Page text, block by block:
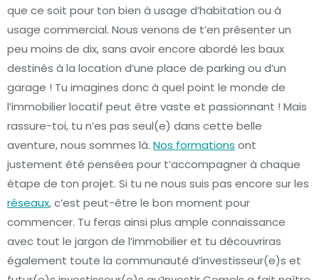
que ce soit pour ton bien à usage d’habitation ou à
usage commercial. Nous venons de t’en présenter un
peu moins de dix, sans avoir encore abordé les baux
destinés à la location d’une place de parking ou d’un
garage ! Tu imagines donc à quel point le monde de
l’immobilier locatif peut être vaste et passionnant ! Mais
rassure-toi, tu n’es pas seul(e) dans cette belle
aventure, nous sommes là. Nos formations ont
justement été pensées pour t’accompagner à chaque
étape de ton projet. Si tu ne nous suis pas encore sur les
réseaux, c’est peut-être le bon moment pour
commencer. Tu feras ainsi plus ample connaissance
avec tout le jargon de l’immobilier et tu découvriras
également toute la communauté d’investisseur(e)s et